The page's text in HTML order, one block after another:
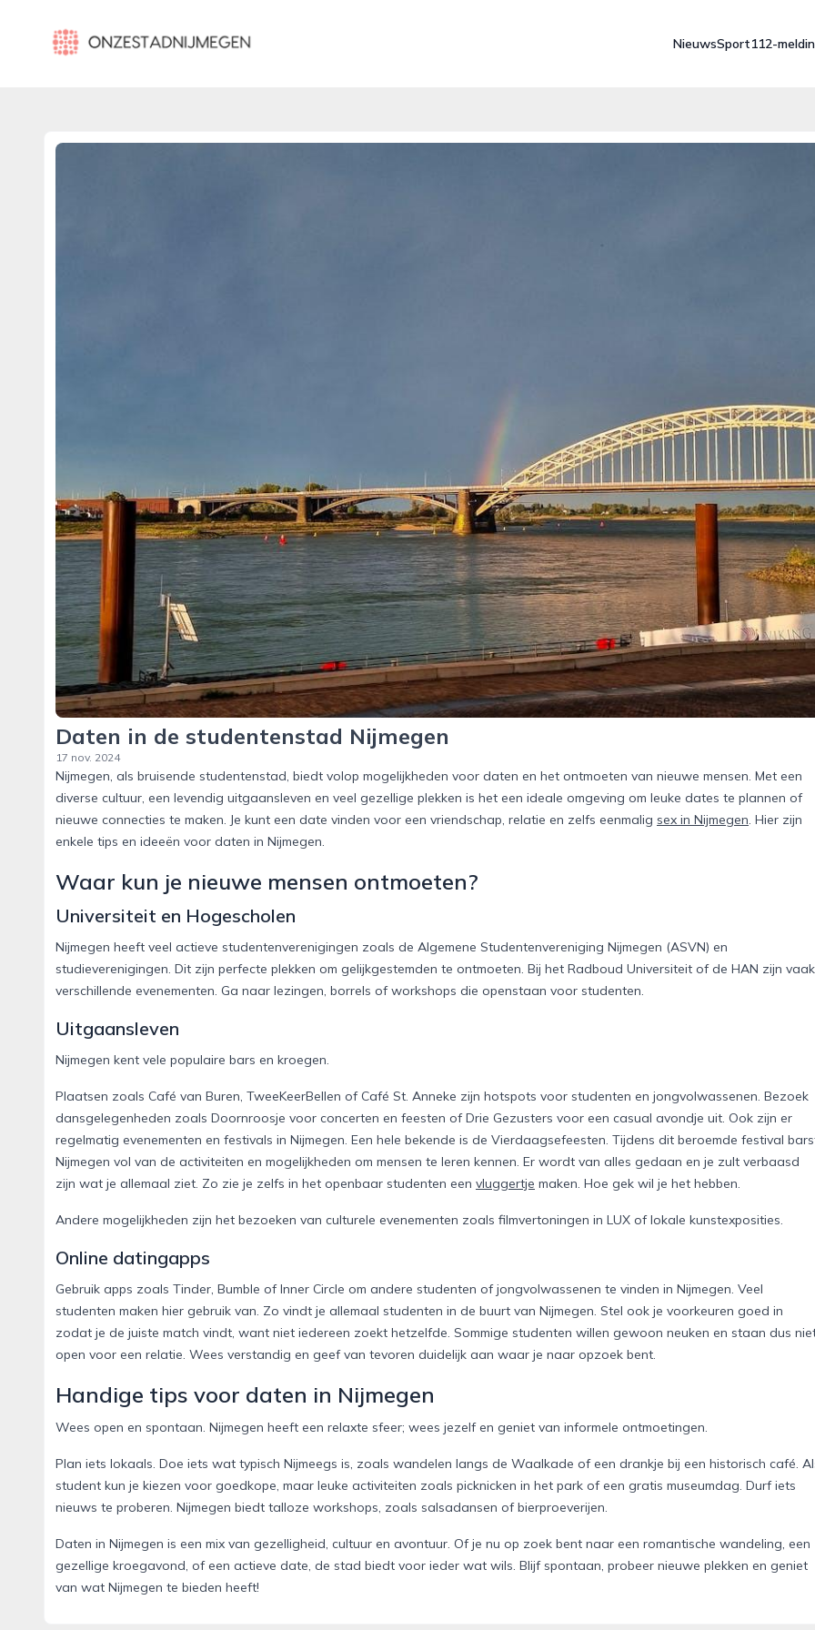
onzestadnijmegen.nl
NieuwsSport112-
Daten in de studentenstad Nijmegen
17 nov. 2024
Nijmegen, als bruisende studentenstad, biedt volop mogelijkheden voor daten en het ontmoeten van nieuwe mensen. Met een
diverse cultuur, een levendig uitgaansleven en veel gezellige plekken is het een ideale omgeving om leuke dates te plannen of
nieuwe connecties te maken. Je kunt een date vinden voor een vriendschap, relatie en zelfs eenmalig sex in Nijmegen. Hier zijn
enkele tips en ideeën voor daten in Nijmegen.
Waar kun je nieuwe mensen ontmoeten?
Universiteit en Hogescholen
Nijmegen heeft veel actieve studentenverenigingen zoals de Algemene Studentenvereniging Nijmegen (ASVN) en
studieverenigingen. Dit zijn perfecte plekken om gelijkgestemden te ontmoeten. Bij het Radboud Universiteit of de HAN zijn vaak
verschillende evenementen. Ga naar lezingen, borrels of workshops die openstaan voor studenten.
Uitgaansleven
Nijmegen kent vele populaire bars en kroegen.
Plaatsen zoals Café van Buren, TweeKeerBellen of Café St. Anneke zijn hotspots voor studenten en jongvolwassenen. Bezoek
dansgelegenheden zoals Doornroosje voor concerten en feesten of Drie Gezusters voor een casual avondje uit. Ook zijn er
regelmatig evenementen en festivals in Nijmegen. Een hele bekende is de Vierdaagsefeesten. Tijdens dit beroemde festival
Nijmegen vol van de activiteiten en mogelijkheden om mensen te leren kennen. Er wordt van alles gedaan en je zult verbaasd
zijn wat je allemaal ziet. Zo zie je zelfs in het openbaar studenten een vluggertje maken. Hoe gek wil je het hebben.
Andere mogelijkheden zijn het bezoeken van culturele evenementen zoals filmvertoningen in LUX of lokale kunstexposities.
Online datingapps
Gebruik apps zoals Tinder, Bumble of Inner Circle om andere studenten of jongvolwassenen te vinden in Nijmegen. Veel
studenten maken hier gebruik van. Zo vindt je allemaal studenten in de buurt van Nijmegen. Stel ook je voorkeuren goed in
zodat je de juiste match vindt, want niet iedereen zoekt hetzelfde. Sommige studenten willen gewoon neuken en staan dus
open voor een relatie. Wees verstandig en geef van tevoren duidelijk aan waar je naar opzoek bent.
Handige tips voor daten in Nijmegen
Wees open en spontaan. Nijmegen heeft een relaxte sfeer; wees jezelf en geniet van informele ontmoetingen.
Plan iets lokaals. Doe iets wat typisch Nijmeegs is, zoals wandelen langs de Waalkade of een drankje bij een historisch café.
student kun je kiezen voor goedkope, maar leuke activiteiten zoals picknicken in het park of een gratis museumdag. Durf iets
nieuws te proberen. Nijmegen biedt talloze workshops, zoals salsadansen of bierproeverijen.
Daten in Nijmegen is een mix van gezelligheid, cultuur en avontuur. Of je nu op zoek bent naar een romantische wandeling, een
gezellige kroegavond, of een actieve date, de stad biedt voor ieder wat wils. Blijf spontaan, probeer nieuwe plekken en geniet
van wat Nijmegen te bieden heeft!